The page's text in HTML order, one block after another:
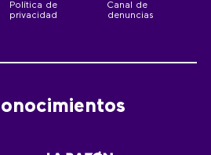
Política de
privacidad
Canal de
denuncias